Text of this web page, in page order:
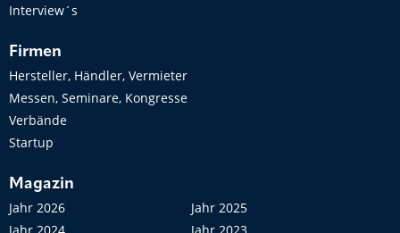
Interview´s
Firmen
Hersteller, Händler, Vermieter
Messen, Seminare, Kongresse
Verbände
Startup
Magazin
Jahr 2026
Jahr 2025